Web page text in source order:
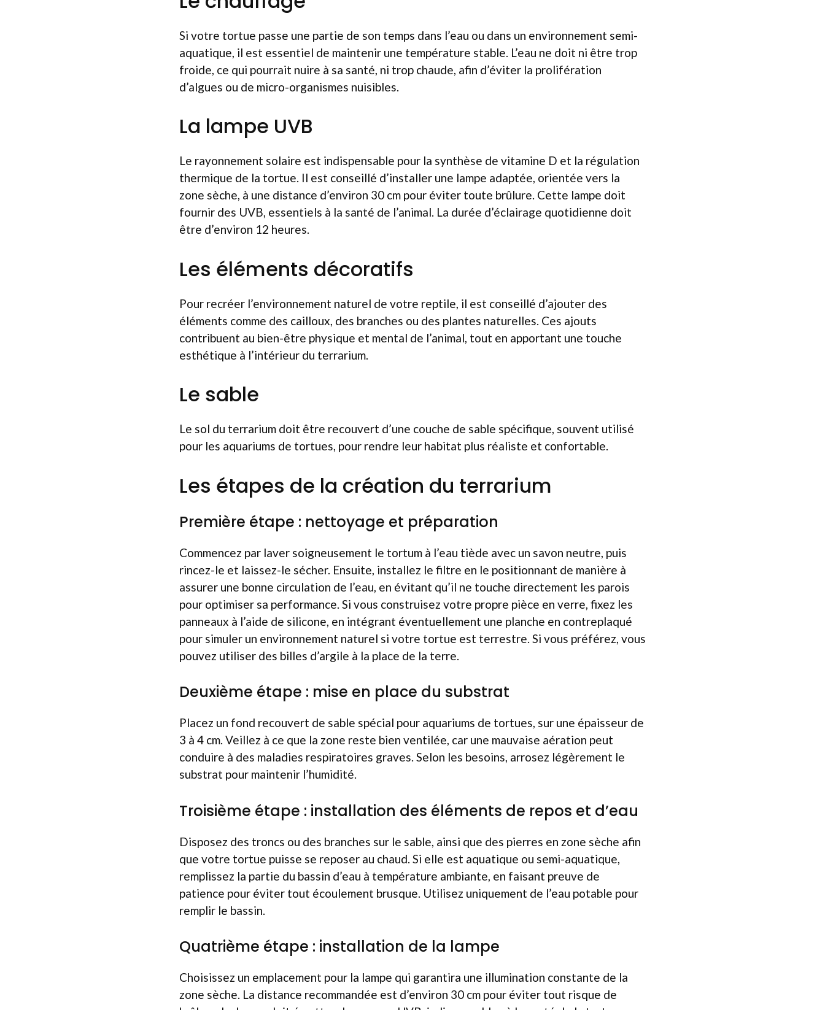
Si votre tortue passe une partie de son temps dans l’eau ou dans un environnement semi-
aquatique, il est essentiel de maintenir une température stable. L’eau ne doit ni être trop
froide, ce qui pourrait nuire à sa santé, ni trop chaude, afin d’éviter la prolifération
d’algues ou de micro-organismes nuisibles.
La lampe UVB
Le rayonnement solaire est indispensable pour la synthèse de vitamine D et la régulation
thermique de la tortue. Il est conseillé d’installer une lampe adaptée, orientée vers la
zone sèche, à une distance d’environ 30 cm pour éviter toute brûlure. Cette lampe doit
fournir des UVB, essentiels à la santé de l’animal. La durée d’éclairage quotidienne doit
être d’environ 12 heures.
Les éléments décoratifs
Pour recréer l’environnement naturel de votre reptile, il est conseillé d’ajouter des
éléments comme des cailloux, des branches ou des plantes naturelles. Ces ajouts
contribuent au bien-être physique et mental de l’animal, tout en apportant une touche
esthétique à l’intérieur du terrarium.
Le sable
Le sol du terrarium doit être recouvert d’une couche de sable spécifique, souvent utilisé
pour les aquariums de tortues, pour rendre leur habitat plus réaliste et confortable.
Les étapes de la création du terrarium
Première étape : nettoyage et préparation
Commencez par laver soigneusement le tortum à l’eau tiède avec un savon neutre, puis
rincez-le et laissez-le sécher. Ensuite, installez le filtre en le positionnant de manière à
assurer une bonne circulation de l’eau, en évitant qu’il ne touche directement les parois
pour optimiser sa performance. Si vous construisez votre propre pièce en verre, fixez les
panneaux à l’aide de silicone, en intégrant éventuellement une planche en contreplaqué
pour simuler un environnement naturel si votre tortue est terrestre. Si vous préférez, vous
pouvez utiliser des billes d’argile à la place de la terre.
Deuxième étape : mise en place du substrat
Placez un fond recouvert de sable spécial pour aquariums de tortues, sur une épaisseur de
3 à 4 cm. Veillez à ce que la zone reste bien ventilée, car une mauvaise aération peut
conduire à des maladies respiratoires graves. Selon les besoins, arrosez légèrement le
substrat pour maintenir l’humidité.
Troisième étape : installation des éléments de repos et d’eau
Disposez des troncs ou des branches sur le sable, ainsi que des pierres en zone sèche afin
que votre tortue puisse se reposer au chaud. Si elle est aquatique ou semi-aquatique,
remplissez la partie du bassin d’eau à température ambiante, en faisant preuve de
patience pour éviter tout écoulement brusque. Utilisez uniquement de l’eau potable pour
remplir le bassin.
Quatrième étape : installation de la lampe
Choisissez un emplacement pour la lampe qui garantira une illumination constante de la
zone sèche. La distance recommandée est d’environ 30 cm pour éviter tout risque de